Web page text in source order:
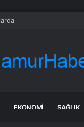
4 itfaiye eri hayatını
EKONOMI SAĞLIK